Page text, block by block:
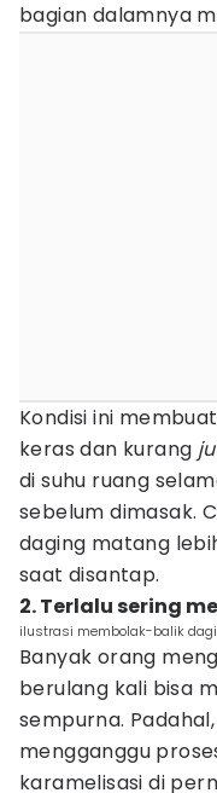
bagian dalamnya
Kondisi ini
keras dan kurang
di suhu ruang
sebelum dimasak.
daging matang
saat disantap.
2. Terlalu sering
ilustrasi membolak-balik
Banyak orang
berulang kali bisa
sempurna.
mengganggu
karamelisasi di